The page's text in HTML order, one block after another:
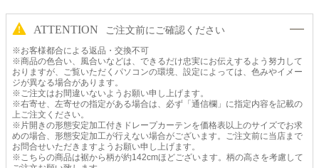
ATTENTION ご注文前にご確認ください
※お客様都合による返品・交換不可
※商品の色合い、風合いなどは、できるだけ忠実にお伝えするよう努力して
おりますが、ご覧いただくパソコンの環境、設定によっては、色みやイメー
ジが異なる場合があります。
※ご注文はお間違いないようお願い申し上げます。
※右寄せ、左寄せの指定がある場合は、必ず「通信欄」に指定内容を記載の
上ご注文ください。
※片開きの形態安定加工付きドレープカーテンを価格表以上のサイズでお求
めの場合、形態安定加工が行えない場合がございます。ご注文前に当店まで
お問合せいただきますようお願い申し上げます。
※こちらの商品は裾から柄が約142cmほどございます。柄の高さを考慮して